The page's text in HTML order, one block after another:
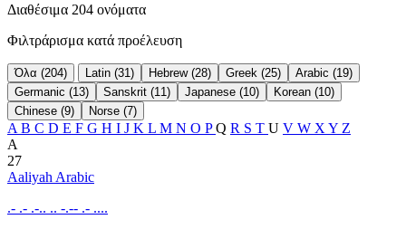
Διαθέσιμα 204 ονόματα
Φιλτράρισμα κατά προέλευση
Όλα (204) Latin (31) Hebrew (28) Greek (25)
Arabic (19)
Germanic (13)
Sanskrit (11) Japanese (10)
Korean (10)
Chinese (9)
Norse (7)
A B C D E F G H I J K L M N O PQ R S T U V W X Y Z
A
27
Aaliyah Arabic
.- .- .-.. .. -.-- .- ....